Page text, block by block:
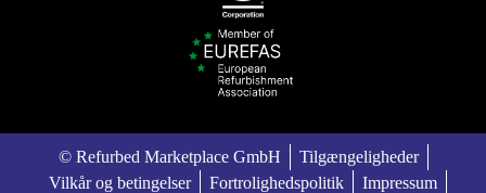
© Refurbed Marketplace GmbH
Tilgængeligheder
Vilkår og betingelser
Fortrolighedspolitik Impressum